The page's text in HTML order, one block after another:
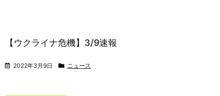
【ウクライナ危機】3/9速報
2022年3月9日 ニュース